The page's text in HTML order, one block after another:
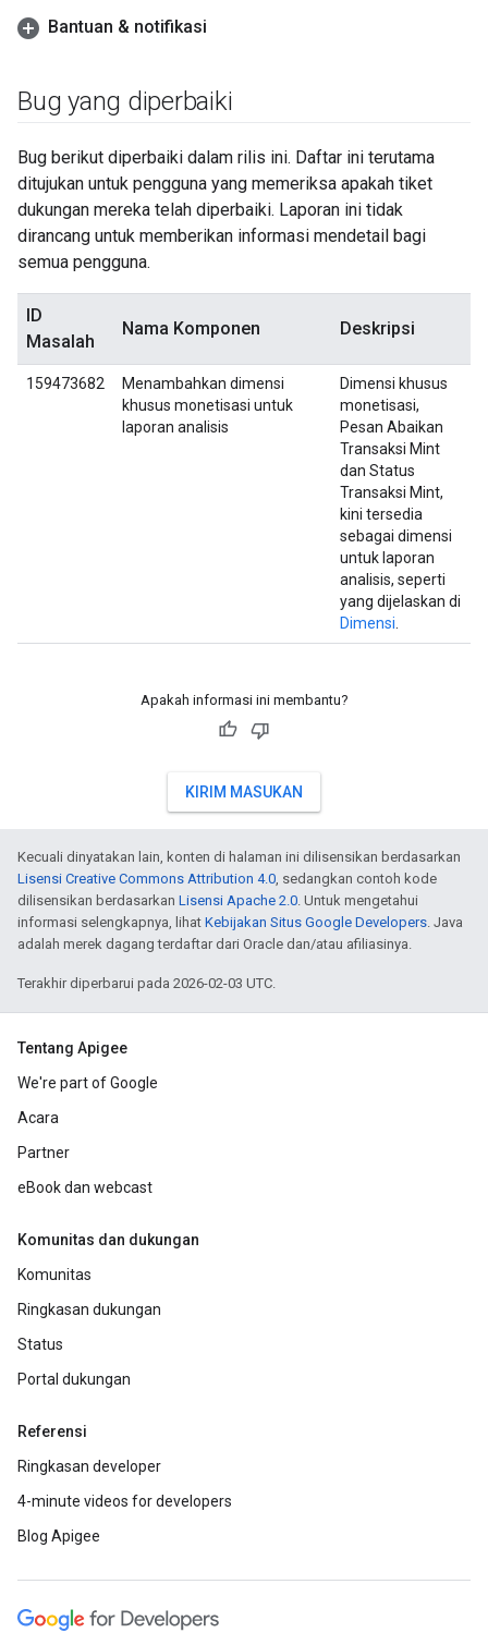
Bantuan & notifikasi
Bug yang diperbaiki
Bug berikut diperbaiki dalam rilis ini. Daftar ini terutama
ditujukan untuk pengguna yang memeriksa apakah tiket
dukungan mereka telah diperbaiki. Laporan ini tidak
dirancang untuk memberikan informasi mendetail bagi
semua pengguna.
ID
Masalah
Nama Komponen Deskripsi
159473682
Menambahkan dimensi
khusus monetisasi untuk
laporan analisis
Dimensi khusus
monetisasi,
Pesan Abaikan
Transaksi Mint
dan Status
Transaksi Mint,
kini tersedia
sebagai dimensi
untuk laporan
analisis, seperti
yang dijelaskan di
Dimensi
Apakah informasi ini membantu?
KIRIM MASUKAN
Kecuali dinyatakan lain, konten di halaman ini dilisensikan berdasarkan
Lisensi Creative Commons Attribution 4.0, sedangkan contoh kode
dilisensikan berdasarkan Lisensi Apache 2.0. Untuk mengetahui
informasi selengkapnya, lihat Kebijakan Situs Google Developers. Java
adalah merek dagang terdaftar dari Oracle dan/atau afiliasinya.
Terakhir diperbarui pada 2026-02-03 UTC.
Tentang Apigee
We're part of Google
Acara
Partner
eBook dan webcast
Komunitas dan dukungan
Komunitas
Ringkasan dukungan
Status
Portal dukungan
Referensi
Ringkasan developer
4-minute videos for developers
Blog Apigee